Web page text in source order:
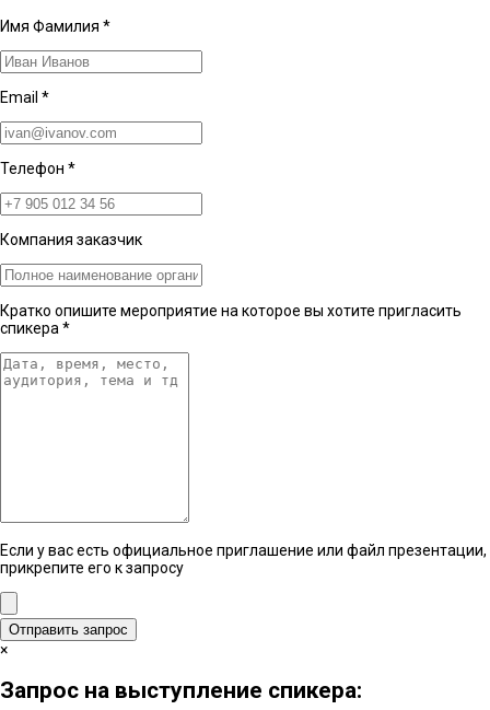
Имя Фамилия *
Email *
Телефон *
Компания заказчик
Кратко опишите мероприятие на которое вы хотите пригласить
спикера *
Если у вас есть официальное приглашение или файл презентации,
прикрепите его к запросу
Отправить запрос
×
Запрос на выступление спикера: